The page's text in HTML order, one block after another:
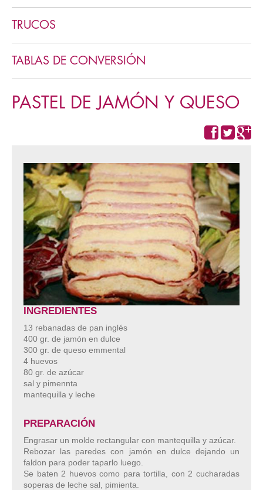
TRUCOS
TABLAS DE CONVERSIÓN
PASTEL DE JAMÓN Y QUESO
INGREDIENTES
13 rebanadas de pan inglés
400 gr. de jamón en dulce
300 gr. de queso emmental
4 huevos
80 gr. de azúcar
sal y pimennta
mantequilla y leche
PREPARACIÓN
Engrasar un molde rectangular con mantequilla y azúcar.
Rebozar las paredes con jamón en dulce dejando un
faldon para poder taparlo luego.
Se baten 2 huevos como para tortilla, con 2 cucharadas
soperas de leche sal, pimienta.